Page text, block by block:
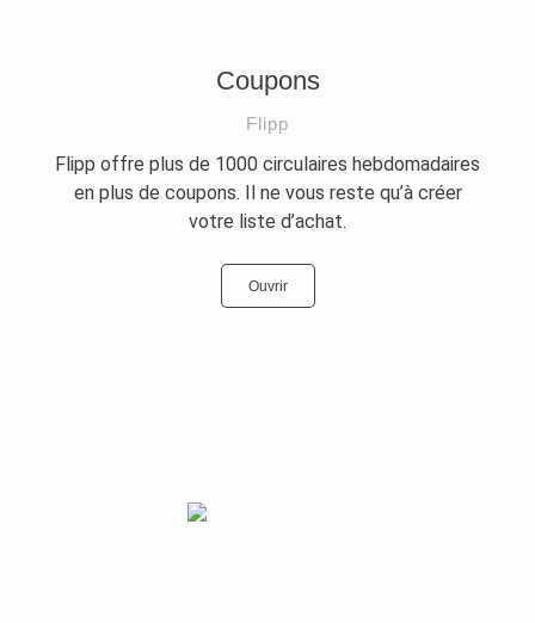
Coupons
Flipp
Flipp offre plus de 1000 circulaires hebdomadaires
en plus de coupons. Il ne vous reste qu’à créer
votre liste d’achat.
Ouvrir